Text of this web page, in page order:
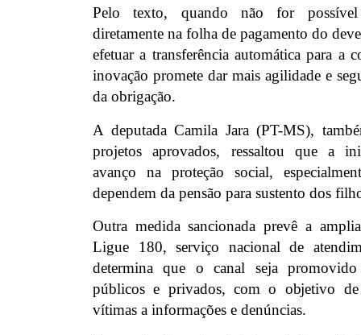
Pelo texto, quando não for
diretamente na folha de pagamento do
efetuar a transferência automática para a
inovação promete dar mais agilidade e
da obrigação.
A deputada Camila Jara (PT-MS),
projetos aprovados, ressaltou que a
avanço na proteção social,
dependem da pensão para sustento dos
Outra medida sancionada prevê a
Ligue 180, serviço nacional de
determina que o canal seja promovido
públicos e privados, com o objetivo
vítimas a informações e denúncias.